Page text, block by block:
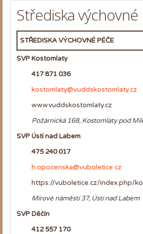
Střediska výchovné
STŘEDISKA VÝCHOVNÉ PÉČE
SVP Kostomlaty
417 871 036
kostomlaty@vuddskostomlaty.cz
www.vuddskostomlaty.cz
Požárnická 168, Kostomlaty pod
SVP Ústí nad Labem
475 240 017
h.opocenska@vuboletice.cz
https://vuboletice.cz/index.php/
Mírové náměstí 37, Ústí nad Labem
SVP Děčín
412 557 170